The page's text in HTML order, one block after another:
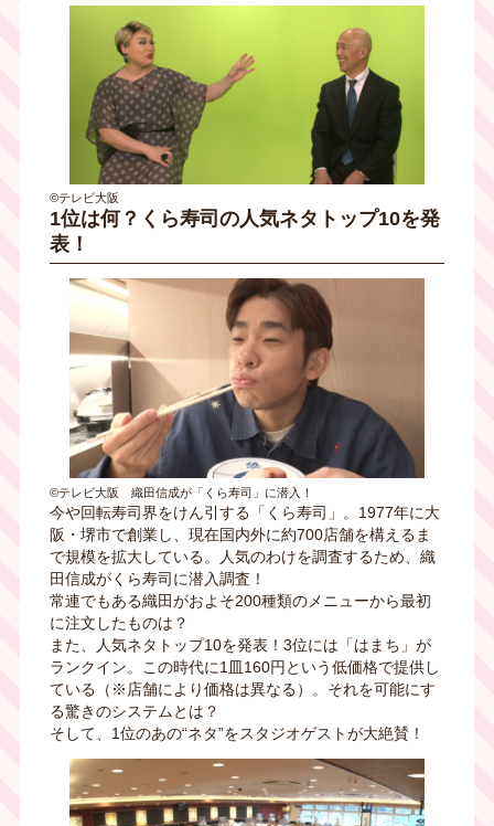
©テレビ大阪
1位は何？くら寿司の人気ネタトップ10を発
表！
©テレビ大阪 織田信成が「くら寿司」に潜入！
今や回転寿司界をけん引する「くら寿司」。1977年に大
阪・堺市で創業し、現在国内外に約700店舗を構えるま
で規模を拡大している。人気のわけを調査するため、織
田信成がくら寿司に潜入調査！
常連でもある織田がおよそ200種類のメニューから最初
に注文したものは？
また、人気ネタトップ10を発表！3位には「はまち」が
ランクイン。この時代に1皿160円という低価格で提供し
ている（※店舗により価格は異なる）。それを可能にす
る驚きのシステムとは？
そして、1位のあの“ネタ”をスタジオゲストが大絶賛！